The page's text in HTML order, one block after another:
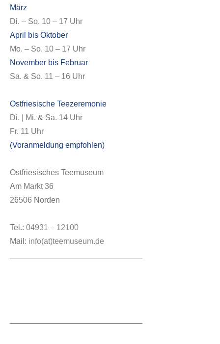
März
Di. – So. 10 – 17 Uhr
April bis Oktober
Mo. – So. 10 – 17 Uhr
November bis Februar
Sa. & So. 11 – 16 Uhr
Ostfriesische Teezeremonie
Di. | Mi. & Sa. 14 Uhr
Fr. 11 Uhr
(Voranmeldung empfohlen)
Ostfriesisches Teemuseum
Am Markt 36
26506 Norden
Tel.: 04931 – 12100
Mail: info(at)teemuseum.de